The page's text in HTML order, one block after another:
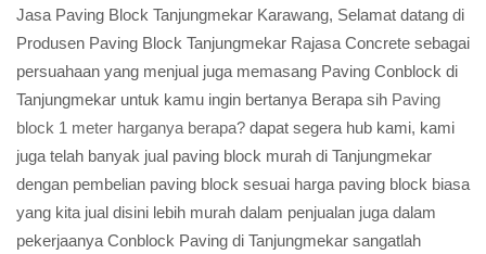
Jasa Paving Block Tanjungmekar Karawang, Selamat datang di
Produsen Paving Block Tanjungmekar Rajasa Concrete sebagai
persuahaan yang menjual juga memasang Paving Conblock di
Tanjungmekar untuk kamu ingin bertanya Berapa sih Paving
block 1 meter harganya berapa? dapat segera hub kami, kami
juga telah banyak jual paving block murah di Tanjungmekar
dengan pembelian paving block sesuai harga paving block biasa
yang kita jual disini lebih murah dalam penjualan juga dalam
pekerjaanya Conblock Paving di Tanjungmekar sangatlah